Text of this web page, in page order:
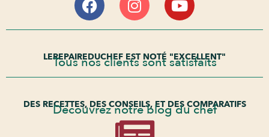
LEREPAIREDUCHEF EST NOTÉ "EXCELLENT"
Tous nos clients sont satisfaits
DES RECETTES, DES CONSEILS, ET DES COMPARATIFS
Découvrez notre blog du chef